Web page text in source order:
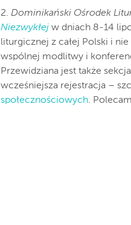
2. Dominikański Ośrodek
Niezwykłej w dniach 8-14
liturgicznej z całej Polski i
wspólnej modlitwy i
Przewidziana jest także
wcześniejsza rejestracja –
społecznościowych.